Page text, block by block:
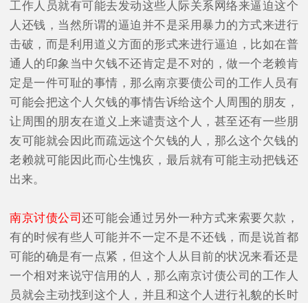
工作人员就有可能去发动这些人际关系网络来逼迫这个
人还钱，当然所谓的逼迫并不是采用暴力的方式来进行
击破，而是利用道义方面的形式来进行逼迫，比如在普
通人的印象当中欠钱不还肯定是不对的，做一个老赖肯
定是一件可耻的事情，那么南京要债公司的工作人员有
可能会把这个人欠钱的事情告诉给这个人周围的朋友，
让周围的朋友在道义上来谴责这个人，甚至还有一些朋
友可能就会因此而疏远这个欠钱的人，那么这个欠钱的
老赖就可能因此而心生愧疚，最后就有可能主动把钱还
出来。
南京讨债公司还可能会通过另外一种方式来索要欠款，
有的时候有些人可能并不一定不是不还钱，而是说首都
可能的确是有一点紧，但这个人从目前的状况来看还是
一个相对来说守信用的人，那么南京讨债公司的工作人
员就会主动找到这个人，并且和这个人进行礼貌的长时